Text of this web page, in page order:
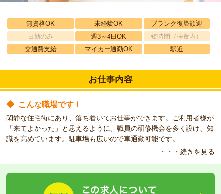
無資格OK 未経験OK
ブランク復帰歓迎
日勤のみ
週3～4日OK
短時間（扶養内）
交通費支給
マイカー通勤OK 駅近
お仕事内容
◆ こんな職場です！
閑静な住宅街にあり、落ち着いてお仕事ができます。ご利用者様が
「来てよかった」と思えるように、職員の研修機会を多く設け、知
識を高めています。駐車場も広いので車通勤可能です。
ない方でも、お気軽にご相談ください。
・・・続きを見る